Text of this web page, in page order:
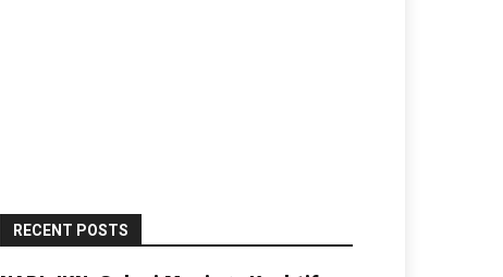
RECENT POSTS